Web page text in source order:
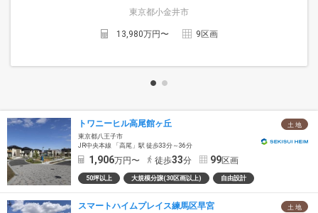
東京都小金井市
13,980万円〜 9 区画
土 地
トワニーヒル高尾館ヶ丘
東京都八王子市
JR中央本線 「高尾」駅 徒歩33分～36分
1,906万円〜 徒歩33分 99区画
50坪以上 大規模分譲(30区画以上) 自由設計
土 地
スマートハイムプレイス練馬区早宮